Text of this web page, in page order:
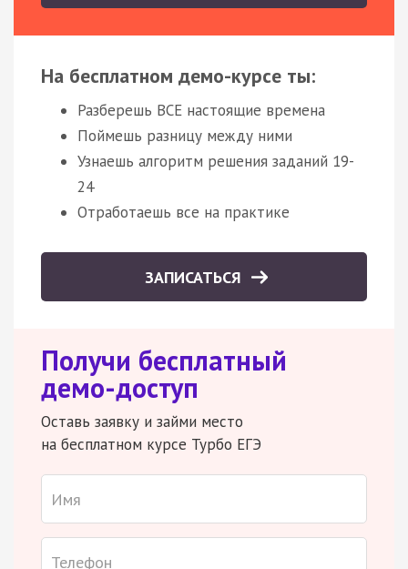
На бесплатном демо-курсе ты:
Разберешь ВСЕ настоящие времена
Поймешь разницу между ними
Узнаешь алгоритм решения заданий 19-
24
Отработаешь все на практике
ЗАПИСАТЬСЯ
Получи бесплатный
демо-доступ
Оставь заявку и займи место
на бесплатном курсе Турбо ЕГЭ